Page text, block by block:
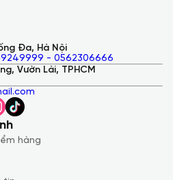
Đa, Hà Nội
- 0562306666
Vườn Lài, TPHCM
hàng